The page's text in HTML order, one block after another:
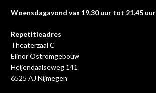
Woensdagavond van 19.30 uur tot 21.45 uur
Repetitieadres
Theaterzaal C
Elinor Ostromgebouw
Heijendaalseweg 141
6525 AJ Nijmegen